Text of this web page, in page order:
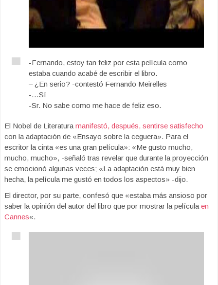
-Fernando, estoy tan feliz por esta película como
estaba cuando acabé de escribir el libro.
– ¿En serio? -contestó Fernando Meirelles
-…Sí
-Sr. No sabe como me hace de feliz eso.
El Nobel de Literatura manifestó, después, sentirse satisfecho
con la adaptación de «Ensayo sobre la ceguera». Para el
escritor la cinta «es una gran película»: «Me gusto mucho,
mucho, mucho», -señaló tras revelar que durante la proyección
se emocionó algunas veces; «La adaptación está muy bien
hecha, la película me gustó en todos los aspectos» -dijo.
El director, por su parte, confesó que «estaba más ansioso por
saber la opinión del autor del libro que por mostrar la película en
Cannes«.